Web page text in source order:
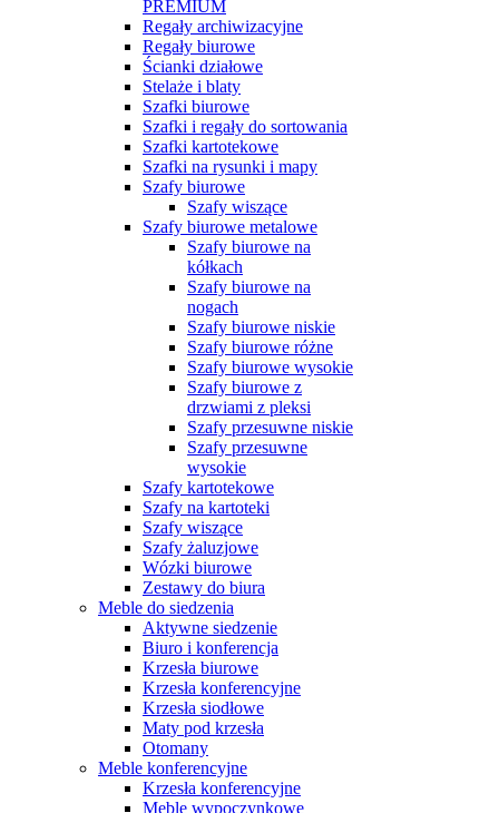
PREMIUM
Regały archiwizacyjne
Regały biurowe
Ścianki działowe
Stelaże i blaty
Szafki biurowe
Szafki i regały do sortowania
Szafki kartotekowe
Szafki na rysunki i mapy
Szafy biurowe
Szafy wiszące
Szafy biurowe metalowe
Szafy biurowe na
kółkach
Szafy biurowe na
nogach
Szafy biurowe niskie
Szafy biurowe różne
Szafy biurowe wysokie
Szafy biurowe z
drzwiami z pleksi
Szafy przesuwne niskie
Szafy przesuwne
wysokie
Szafy kartotekowe
Szafy na kartoteki
Szafy wiszące
Szafy żaluzjowe
Wózki biurowe
Zestawy do biura
Meble do siedzenia
Aktywne siedzenie
Biuro i konferencja
Krzesła biurowe
Krzesła konferencyjne
Krzesła siodłowe
Maty pod krzesła
Otomany
Meble konferencyjne
Krzesła konferencyjne
Meble wypoczynkowe